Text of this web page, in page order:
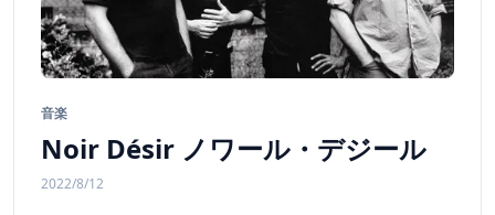
音楽
Noir Désir ノワール・デジール
2022/8/12